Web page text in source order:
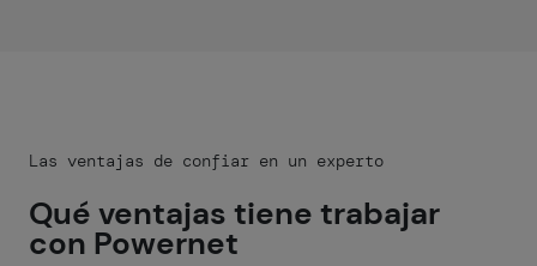
Las ventajas de confiar en un experto
Qué ventajas tiene trabajar
con Powernet